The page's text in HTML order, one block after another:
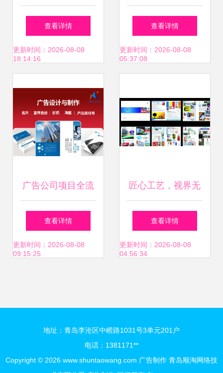
字招牌背后的制作
艺术
查看详情
更新时间：2026-08-08
18:14:16
广告牌制作 分类与
选择指南
查看详情
更新时间：2026-08-08
05:37:08
广告公司项目全流
程解析 从图片设计
到成品制作的高效
查看详情
更新时间：2026-08-08
09:15:25
匠心工艺，视界无
界——广告制作全
能服务者
查看详情
更新时间：2026-08-08
04:56:34
地址：青岛李沧区中崂路1031号3单元201户
电话：1381171**
Copyright © 2026 www.shuntaowang.com 广告制作 青岛顺淘网络技